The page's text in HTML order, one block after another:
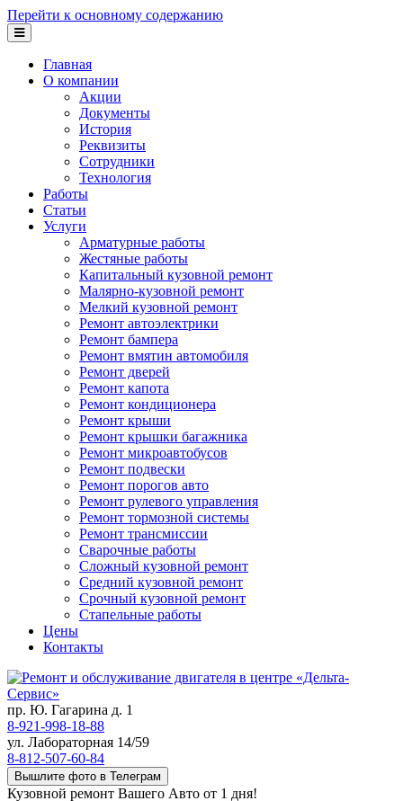
Перейти к основному содержанию
Главная
О компании
Акции
Документы
История
Реквизиты
Сотрудники
Технология
Работы
Статьи
Услуги
Арматурные работы
Жестяные работы
Капитальный кузовной ремонт
Малярно-кузовной ремонт
Мелкий кузовной ремонт
Ремонт автоэлектрики
Ремонт бампера
Ремонт вмятин автомобиля
Ремонт дверей
Ремонт капота
Ремонт кондиционера
Ремонт крыши
Ремонт крышки багажника
Ремонт микроавтобусов
Ремонт подвески
Ремонт порогов авто
Ремонт рулевого управления
Ремонт тормозной системы
Ремонт трансмиссии
Сварочные работы
Сложный кузовной ремонт
Средний кузовной ремонт
Срочный кузовной ремонт
Стапельные работы
Цены
Контакты
пр. Ю. Гагарина д. 1
8-921-998-18-88
ул. Лабораторная 14/59
8-812-507-60-84
Вышлите фото в Телеграм
Кузовной ремонт Вашего Авто от 1 дня!